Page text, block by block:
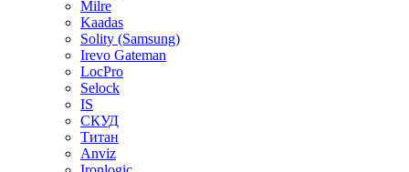
Milre
Kaadas
Solity (Samsung)
Irevo Gateman
LocPro
Selock
IS
СКУД
Титан
Anviz